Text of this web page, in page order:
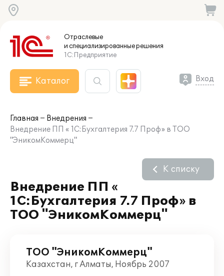
Отраслевые
и специализированныерешения
1С:Предприятие
Каталог Вход
Главная
Внедрения
Внедрение ПП « 1С:Бухгалтерия 7.7 Проф» в ТОО
"ЭникомКоммерц"
Внедрение ПП «
1С:Бухгалтерия 7.7 Проф» в
ТОО "ЭникомКоммерц"
К списку
ТОО "ЭникомКоммерц"
Казахстан, г Алматы, Ноябрь 2007